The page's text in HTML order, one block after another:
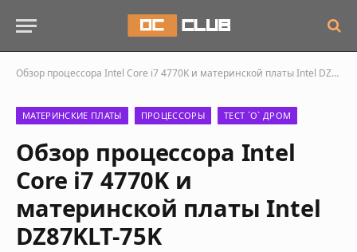
Обзор процессора Intel Core i7 4770K и материнской платы Intel DZ87KLT-75K
МАТЕРИНСКИЕ ПЛАТЫ ПРОЦЕССОРЫ ТЕСТ `О` ДРОМ
Обзор процессора Intel
Core i7 4770K и
материнской платы Intel
DZ87KLT-75K